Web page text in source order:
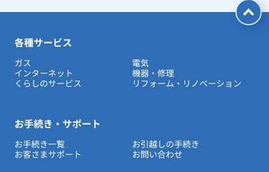
各種サービス
ガス
電気
インターネット
機器・修理
くらしのサービス
リフォーム・リノベーション
お手続き・サポート
お手続き一覧
お引越しの手続き
お客さまサポート
お問い合わせ